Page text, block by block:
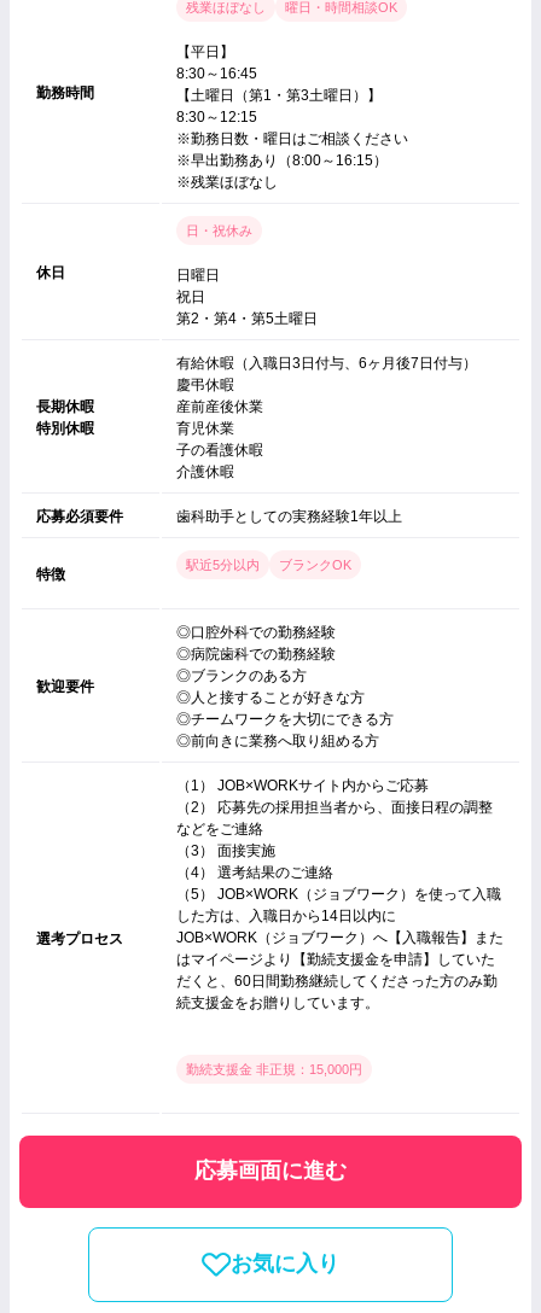
勤務時間
残業ほぼなし 曜日・時間相談OK
【平日】
8:30～16:45
【土曜日（第1・第3土曜日）】
8:30～12:15
※勤務日数・曜日はご相談ください
※早出勤務あり（8:00～16:15）
※残業ほぼなし
休日
日・祝休み
日曜日
祝日
第2・第4・第5土曜日
長期休暇
特別休暇
有給休暇（入職日3日付与、6ヶ月後7日付与）
慶弔休暇
産前産後休業
育児休業
子の看護休暇
介護休暇
応募必須要件 歯科助手としての実務経験1年以上
特徴
駅近5分以内 ブランクOK
歓迎要件
◎口腔外科での勤務経験
◎病院歯科での勤務経験
◎ブランクのある方
◎人と接することが好きな方
◎チームワークを大切にできる方
◎前向きに業務へ取り組める方
選考プロセス
（1） JOB×WORKサイト内からご応募
（2） 応募先の採用担当者から、面接日程の調整
などをご連絡
（3） 面接実施
（4） 選考結果のご連絡
（5） JOB×WORK（ジョブワーク）を使って入職
した方は、入職日から14日以内に
JOB×WORK（ジョブワーク）へ【入職報告】また
はマイページより【勤続支援金を申請】していた
だくと、60日間勤務継続してくださった方のみ勤
続支援金をお贈りしています。
勤続支援金 非正規：15,000円
応募画面に進む
お気に入り